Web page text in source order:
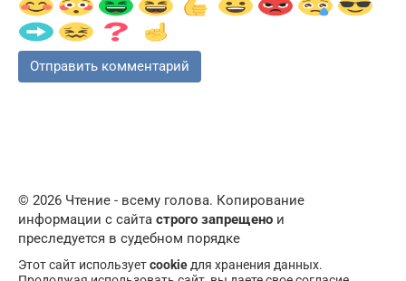
© 2026 Чтение - всему голова. Копирование
информации с сайта строго запрещено и
преследуется в судебном порядке
Этот сайт используетcookieдля хранения данных.